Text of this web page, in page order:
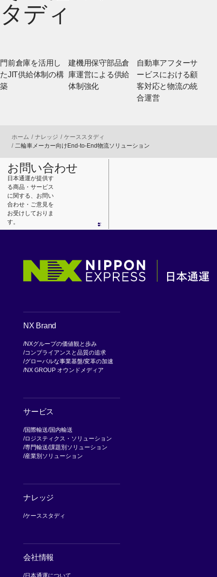
タディ
門前倉庫を活用し
たJIT供給体制の構
築
建機用保守部品倉
庫運営による供給
体制強化
自動車アフターサ
ービスにおける顧
客対応と物流の統
合運営
ホーム ナレッジ
ケーススタディ
二輪車メーカー向けEnd-to-End物流ソリューション
お問い合わせ
日本通運が提供す
る商品・サービス
に関する、お問い
合わせ・ご意見を
お受けしておりま
す。
NX Brand
NXグループの価値観と歩み
コンプライアンスと品質の追求
グローバルな事業基盤 変革の加速
NX GROUP オウンドメディア
サービス
国際輸送 国内輸送
ロジスティクス・ソリューション
専門輸送 課題別ソリューション
産業別ソリューション
ナレッジ
ケーススタディ
会社情報